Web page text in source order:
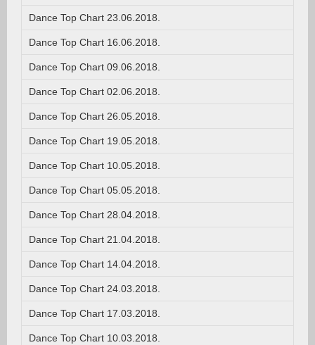
Dance Top Chart 23.06.2018.
Dance Top Chart 16.06.2018.
Dance Top Chart 09.06.2018.
Dance Top Chart 02.06.2018.
Dance Top Chart 26.05.2018.
Dance Top Chart 19.05.2018.
Dance Top Chart 10.05.2018.
Dance Top Chart 05.05.2018.
Dance Top Chart 28.04.2018.
Dance Top Chart 21.04.2018.
Dance Top Chart 14.04.2018.
Dance Top Chart 24.03.2018.
Dance Top Chart 17.03.2018.
Dance Top Chart 10.03.2018.